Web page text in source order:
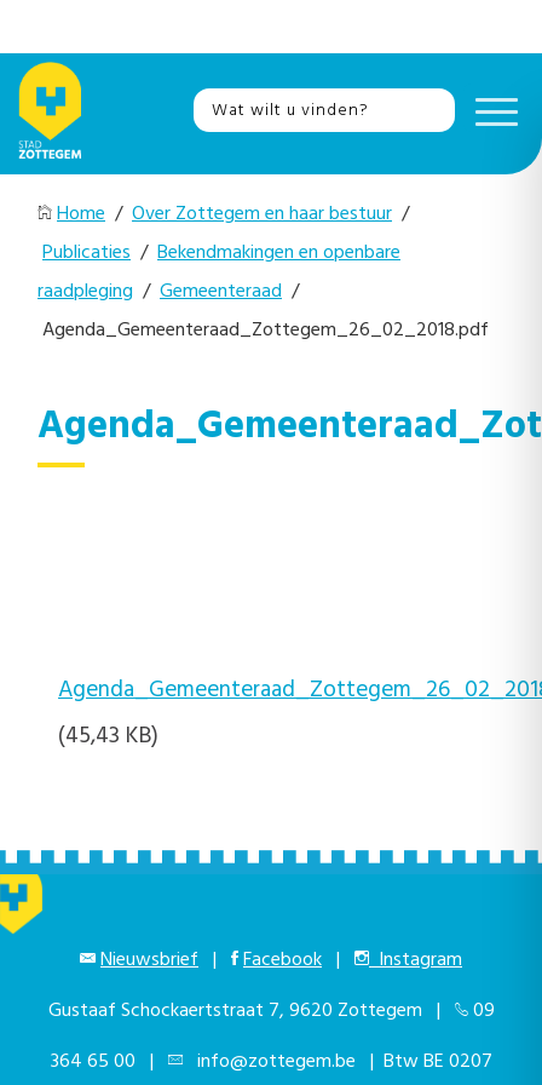
Home / Over Zottegem en haar bestuur /
Publicaties / Bekendmakingen en openbare
raadpleging / Gemeenteraad /
Agenda_Gemeenteraad_Zottegem_26_02_2018.pdf
(45,43 KB)
Nieuwsbrief | Facebook |
Instagram
Gustaaf Schockaertstraat 7, 9620 Zottegem |
09
364 65 00 | info@zottegem.be | Btw BE 0207